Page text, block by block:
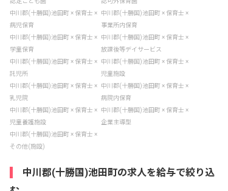
中川郡(十勝国)池田町 × 保育士 ×
病児保育
中川郡(十勝国)池田町 × 保育士 ×
事業所内保育
中川郡(十勝国)池田町 × 保育士 ×
学童保育
中川郡(十勝国)池田町 × 保育士 ×
放課後等デイサービス
中川郡(十勝国)池田町 × 保育士 ×
託児所
中川郡(十勝国)池田町 × 保育士 ×
児童施設
中川郡(十勝国)池田町 × 保育士 ×
乳児院
中川郡(十勝国)池田町 × 保育士 ×
病院内保育
中川郡(十勝国)池田町 × 保育士 ×
児童養護施設
中川郡(十勝国)池田町 × 保育士 ×
企業主導型
中川郡(十勝国)池田町 × 保育士 ×
その他(施設)
中川郡(十勝国)池田町の求人を給与で絞り込